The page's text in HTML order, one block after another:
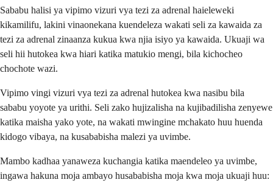
Sababu halisi ya vipimo vizuri vya tezi za adrenal haieleweki
kikamilifu, lakini vinaonekana kuendeleza wakati seli za kawaida za
tezi za adrenal zinaanza kukua kwa njia isiyo ya kawaida. Ukuaji wa
seli hii hutokea kwa hiari katika matukio mengi, bila kichocheo
chochote wazi.
Vipimo vingi vizuri vya tezi za adrenal hutokea kwa nasibu bila
sababu yoyote ya urithi. Seli zako hujizalisha na kujibadilisha zenyewe
katika maisha yako yote, na wakati mwingine mchakato huu huenda
kidogo vibaya, na kusababisha malezi ya uvimbe.
Mambo kadhaa yanaweza kuchangia katika maendeleo ya uvimbe,
ingawa hakuna moja ambayo husababisha moja kwa moja ukuaji huu: